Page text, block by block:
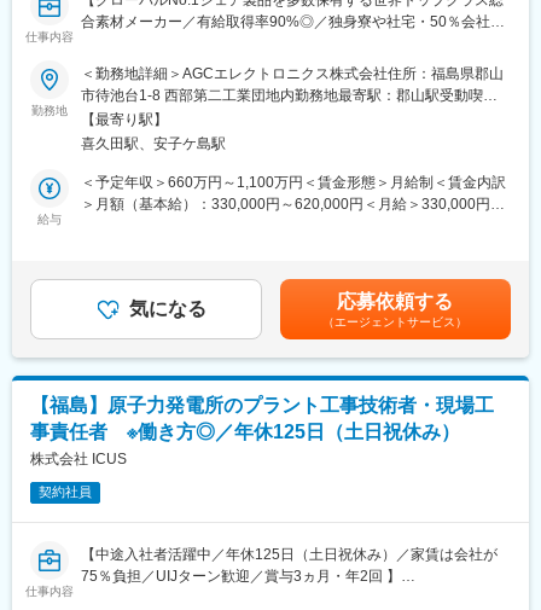
◇営業活動報告・改善提案
営業進捗、顧客からのフィードバック、市場動向などを定期的に
■ミッション：技術で未来をつくる当事者に
現在、少数精鋭でロボット開発を進めており、まもなくエンジニ
アも加わる予定です。本ポジションは、主力電力会社をはじめイ
へ定期的に訪問しながら、現場課題の把握から提案、導入支援ま
でを担います。
■ポジションの魅力：
◇国家的プロジェクトに参画できる
◇事業立ち上げフェーズに関われる
◇技術革新の最前線で働ける
◇経営層や開発チームと直接連携できる
◇柔軟な働き方とキャリア形成
変更の範囲：会社の定める業務
仕事内容
合素材メーカー／有給取得率90%◎／独身寮や社宅・50％会社負
■業務内容：
・薄膜成膜（無機材料蒸着、有機材料）の生産技術業務を行って
頂きます。
・具体的には生産条件確立、生産性改善、品質改善です。また、
海外拠点の支援も可能性があります。
ラスフリット・ペースト、光学ドライブ用光ピックアップ素材、
半導体露光用レンズ、 EUV露光用フォトマスクブランクスの製
◎デジタルカメラ用視感度補正フィルターの試作から量産までの
流れを経験することができます。また、チームの熱量を一体とな
って感じ、その一員となることで非常に良い経験を得ることがで
きます。
◎当社のデジタルカメラ用視感度補正フィルターは、光学特性、
外観品質が高く、それの生産に関わることで、高いスキルを身に
着けることができます。さらに、海外拠点との接点が多く、経験
や多様性を感じることができ、非常に良い経験になると考えてい
ます。
勤務地
＜勤務地詳細＞AGCエレクトロニクス株式会社住所：福島県郡山
市待池台1-8 西部第二工業団地内勤務地最寄駅：郡山駅受動喫煙
対策：屋内全面禁煙変更の範囲：会社の定める事業所
【最寄り駅】
喜久田駅、安子ケ島駅
給与
＜予定年収＞660万円～1,100万円＜賃金形態＞月給制＜賃金内訳
＞月額（基本給）：330,000円～620,000円＜月給＞330,000円～
象外となります。ただし、課長代理職（非管理監督者）の場合
は、所定労働時間を超える時間外労働について、規定に基づき残
業手当を別途支給します。賃金はあくまでも目安の金額であり、
選考を通じて上下する可能性があります。月給(月額)は固定手当を
含めた表記です。
気になる 応募依頼する
（エージェントサービス）
【福島】原子力発電所のプラント工事技術者・現場工
事責任者 ※働き方◎／年休125日（土日祝休み）
株式会社 ICUS
契約社員
仕事内容
【中途入社者活躍中／年休125日（土日祝休み）／家賃は会社が
75％負担／UIJターン歓迎／賞与3ヵ月・年2回 】